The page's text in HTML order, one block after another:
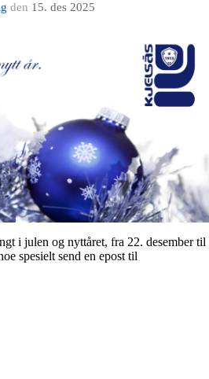
den 15. des 2025
i julen og nyttåret, fra 22. desember til
spesielt send en epost til